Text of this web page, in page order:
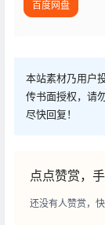
百度网盘
本站素材乃用户
传书面授权，请
尽快回复！
点点赞赏，
还没有人赞赏，